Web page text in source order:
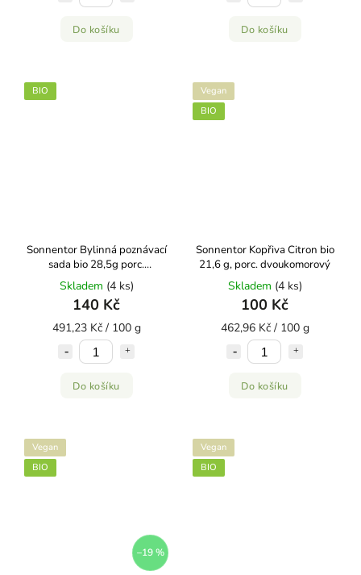
Do košíku Do košíku
BIO
Sonnentor Bylinná poznávací
sada bio 28,5g porc.
dvoukomorový
Skladem (4 ks)
140 Kč
491,23 Kč / 100 g
Do košíku
Vegan
BIO
Sonnentor Kopřiva Citron bio
21,6 g, porc. dvoukomorový
Skladem (4 ks)
100 Kč
462,96 Kč / 100 g
Do košíku
Vegan
BIO
–19 %
Vegan
BIO